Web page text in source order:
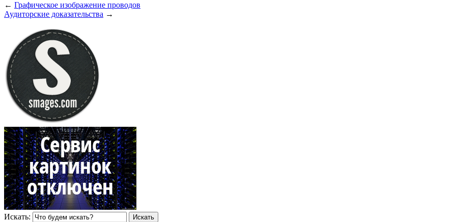
← Графическое изображение проводов
Аудиторские доказательства →
Искать: